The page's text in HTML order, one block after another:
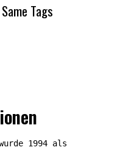
Tags
1994 als